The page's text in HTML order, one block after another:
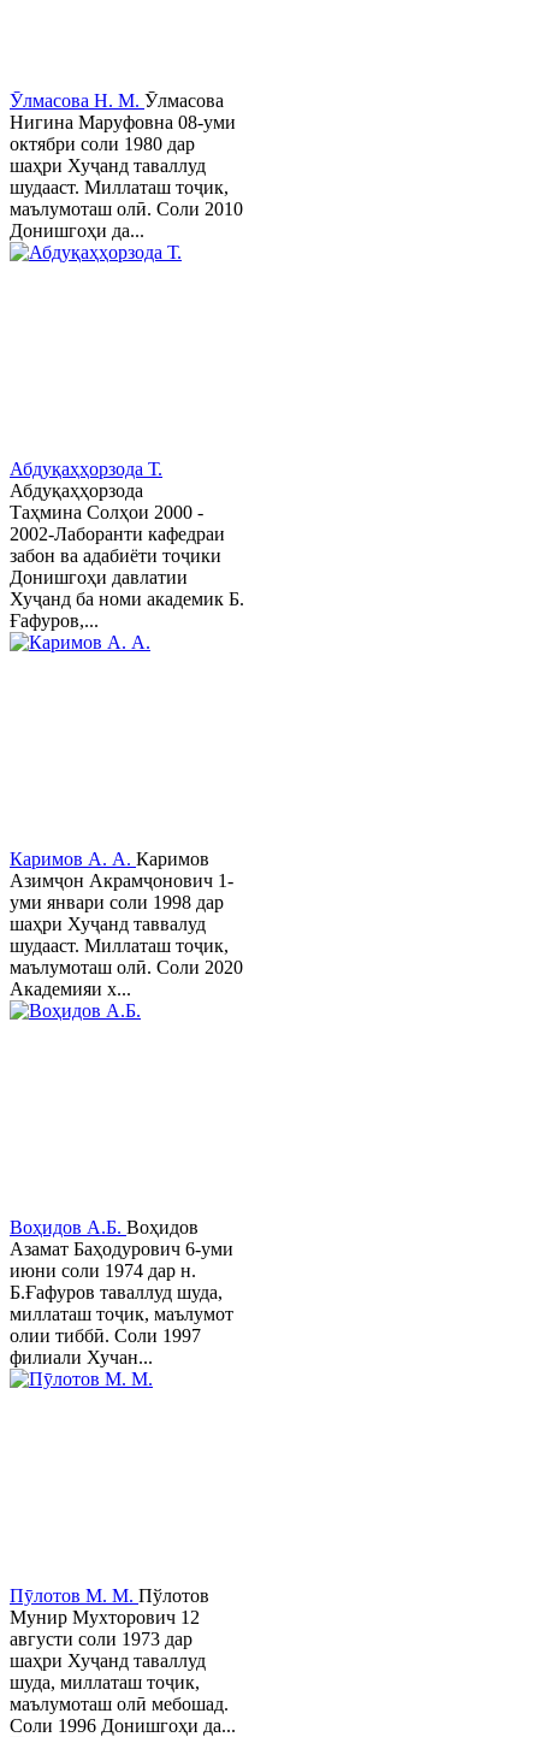
Ӯлмасова Н. М. Ӯлмасова
Нигина Маруфовна 08-уми
октябри соли 1980 дар
шаҳри Хуҷанд таваллуд
шудааст. Миллаташ тоҷик,
маълумоташ олӣ. Соли 2010
Донишгоҳи да...
Абдуқаҳҳорзода Т.
Абдуқаҳҳорзода
Таҳмина Солҳои 2000 -
2002-Лаборанти кафедраи
забон ва адабиёти тоҷики
Донишгоҳи давлатии
Хуҷанд ба номи академик Б.
Ғафуров,...
Каримов А. А. Каримов
Азимҷон Акрамҷонович 1-
уми январи соли 1998 дар
шаҳри Хуҷанд таввалуд
шудааст. Миллаташ тоҷик,
маълумоташ олӣ. Соли 2020
Академияи х...
Воҳидов А.Б. Воҳидов
Азамат Баҳодурович 6-уми
июни соли 1974 дар н.
Б.Ғафуров таваллуд шуда,
миллаташ тоҷик, маълумот
олии тиббӣ. Соли 1997
филиали Хучан...
Пӯлотов М. М. Пўлотов
Мунир Мухторович 12
августи соли 1973 дар
шаҳри Хуҷанд таваллуд
шуда, миллаташ тоҷик,
маълумоташ олӣ мебошад.
Соли 1996 Донишгоҳи да...